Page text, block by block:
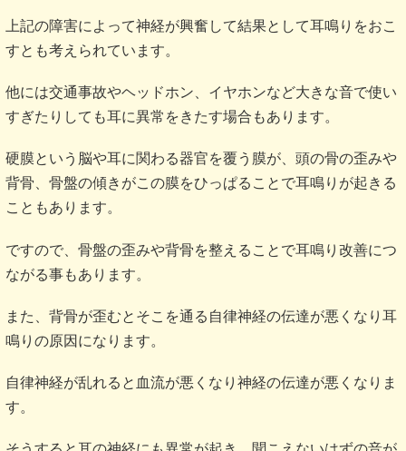
上記の障害によって神経が興奮して結果として耳鳴りをおこ
すとも考えられています。
他には交通事故やヘッドホン、イヤホンなど大きな音で使い
すぎたりしても耳に異常をきたす場合もあります。
硬膜という脳や耳に関わる器官を覆う膜が、頭の骨の歪みや
背骨、骨盤の傾きがこの膜をひっぱることで耳鳴りが起きる
こともあります。
ですので、骨盤の歪みや背骨を整えることで耳鳴り改善につ
ながる事もあります。
また、背骨が歪むとそこを通る自律神経の伝達が悪くなり耳
鳴りの原因になります。
自律神経が乱れると血流が悪くなり神経の伝達が悪くなりま
す。